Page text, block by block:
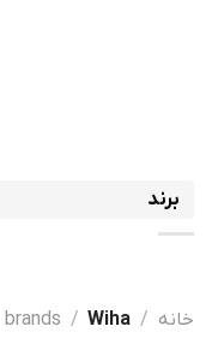
برند
خانه /
brands / Wiha